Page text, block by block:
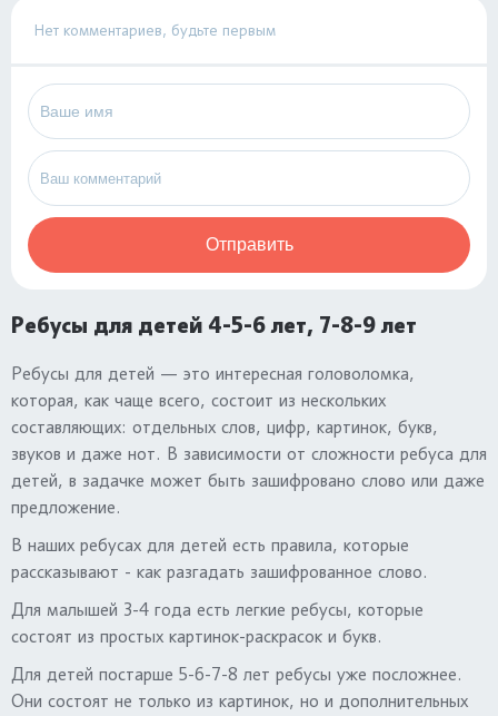
Нет комментариев, будьте первым
Отправить
Ребусы для детей 4-5-6 лет, 7-8-9 лет
Ребусы для детей — это интересная головоломка,
которая, как чаще всего, состоит из нескольких
составляющих: отдельных слов, цифр, картинок, букв,
звуков и даже нот. В зависимости от сложности ребуса для
детей, в задачке может быть зашифровано слово или даже
предложение.
В наших ребусах для детей есть правила, которые
рассказывают - как разгадать зашифрованное слово.
Для малышей 3-4 года есть легкие ребусы, которые
состоят из простых картинок-раскрасок и букв.
Для детей постарше 5-6-7-8 лет ребусы уже посложнее.
Они состоят не только из картинок, но и дополнительных